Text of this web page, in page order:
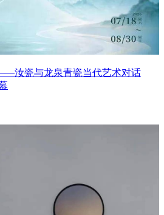
汝瓷与龙泉青瓷当代艺术对话